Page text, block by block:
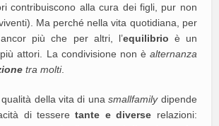
contribuiscono alla cura dei figli, pur non
Ma perché nella vita quotidiana, per
ancor più che per altri, l’equilibrio è un
attori. La condivisione non è alternanza
tra molti.
della vita di unasmallfamilydipende
di tesseretante e diverse relazioni: